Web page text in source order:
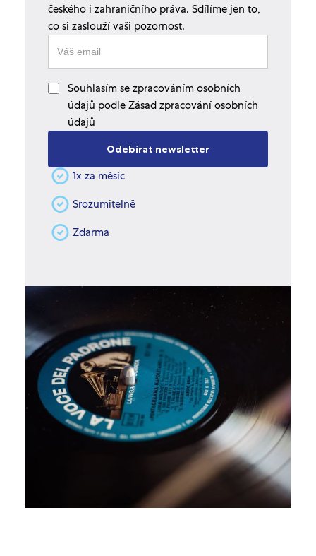
českého i zahraničního práva. Sdílíme jen to,
co si zaslouží vaši pozornost.
Souhlasím se zpracováním osobních
údajů podle Zásad zpracování osobních
údajů
1x za měsíc
Srozumitelně
Zdarma